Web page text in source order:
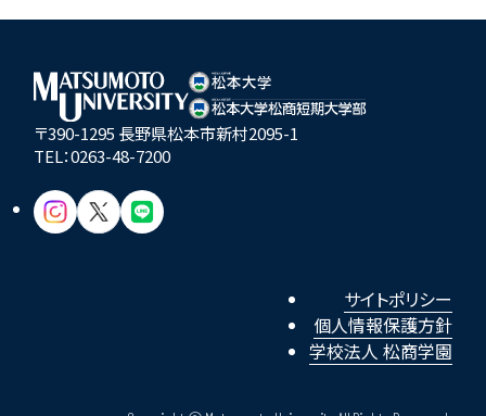
〒390-1295 長野県松本市新村2095-1
TEL：0263-48-7200
サイトポリシー
個人情報保護方針
学校法人 松商学園